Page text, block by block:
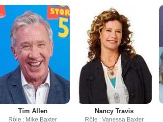
Tim Allen
Rôle : Mike Baxter
Nancy Travis
Rôle : Vanessa Baxter